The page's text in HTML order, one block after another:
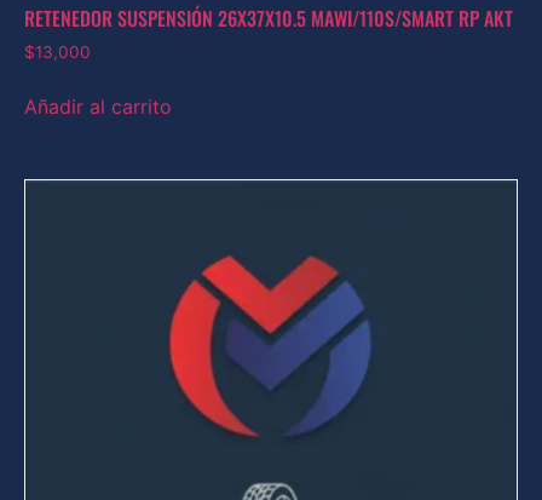
RETENEDOR SUSPENSIÓN 26X37X10.5 MAWI/110S/SMART RP AKT
$13,000
Añadir al carrito